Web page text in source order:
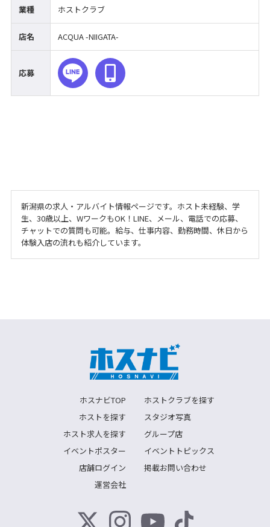
業種 ホストクラブ
店名 ACQUA -NIIGATA-
応募
新潟県の求人・アルバイト情報ページです。ホスト未経験、学
生、30歳以上、WワークもOK！LINE、メール、電話での応募、
チャットでの質問も可能。給与、仕事内容、勤務時間、休日から
体験入店の流れも紹介しています。
ホスナビTOP
ホストクラブを探す
ホストを探す
スタジオ写真
ホスト求人を探す
グループ店
イベントポスター
イベントトピックス
店舗ログイン
掲載お問い合わせ
運営会社